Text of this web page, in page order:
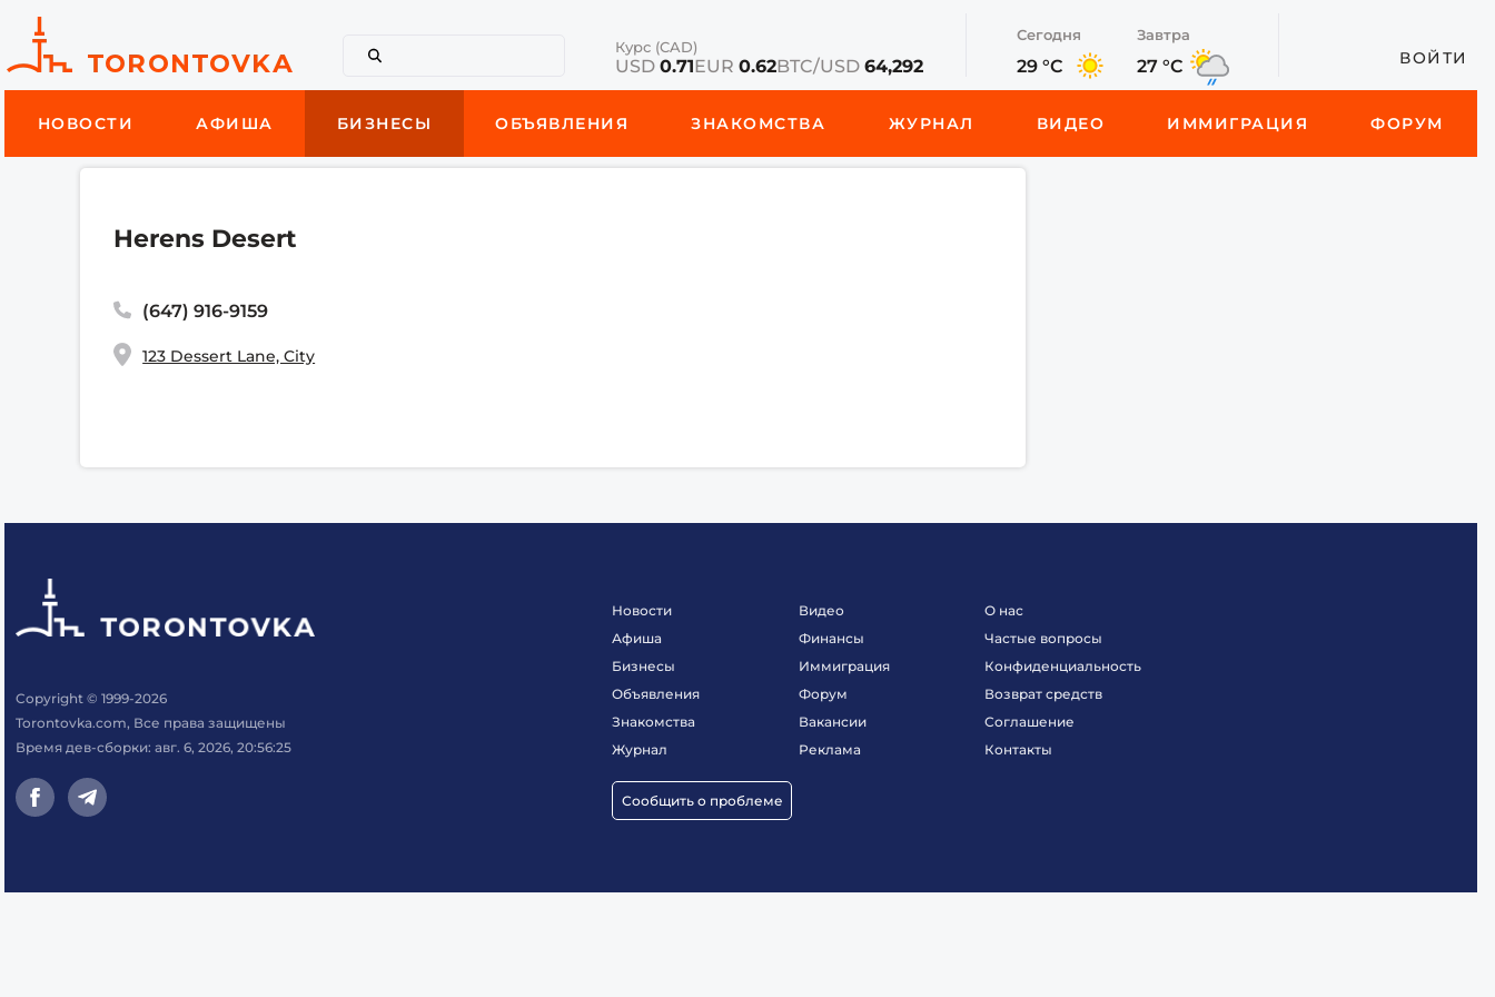
Курс (CAD)
USD 0.71EUR 0.62BTC/USD 64,292
Сегодня
29 °C
Завтра
27 °C ВОЙТИ
НОВОСТИ АФИША БИЗНЕСЫ ОБЪЯВЛЕНИЯ ЗНАКОМСТВА ЖУРНАЛ ВИДЕО ИММИГРАЦИЯ ФОРУМ
Herens Desert
(647) 916-9159
123 Dessert Lane, City
Copyright © 1999-2026
Torontovka.com, Все права защищены
Время дев-сборки: авг. 6, 2026, 20:56:25
Новости
Афиша
Бизнесы
Объявления
Знакомства
Журнал
Сообщить о проблеме
Видео
Финансы
Иммиграция
Форум
Вакансии
Реклама
О нас
Частые вопросы
Конфиденциальность
Возврат средств
Соглашение
Контакты